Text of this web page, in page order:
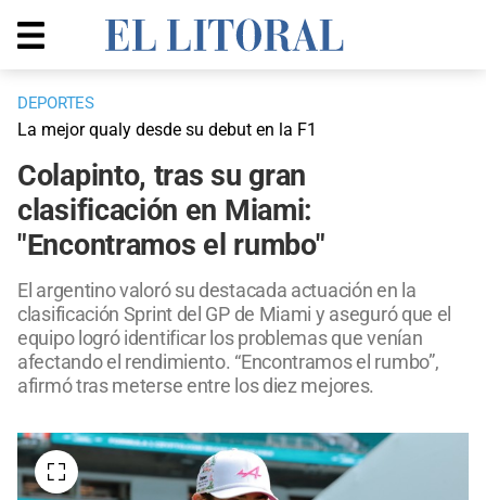
DEPORTES
La mejor qualy desde su debut en la F1
Colapinto, tras su gran
clasificación en Miami:
"Encontramos el rumbo"
El argentino valoró su destacada actuación en la
clasificación Sprint del GP de Miami y aseguró que el
equipo logró identificar los problemas que venían
afectando el rendimiento. “Encontramos el rumbo”,
afirmó tras meterse entre los diez mejores.